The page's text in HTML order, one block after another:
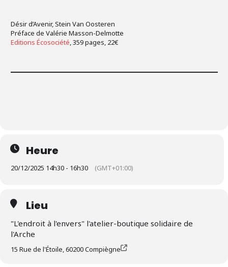
Désir d’Avenir, Stein Van Oosteren
Préface de Valérie Masson-Delmotte
Editions Écosociété, 359 pages, 22€
Heure
20/12/2025 14h30 - 16h30 (GMT+01:00)
Lieu
"L'endroit à l'envers" l'atelier-boutique solidaire de
l'Arche
15 Rue de l'Étoile, 60200 Compiègne